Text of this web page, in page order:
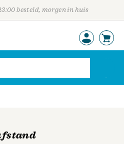
besteld, morgen in huis